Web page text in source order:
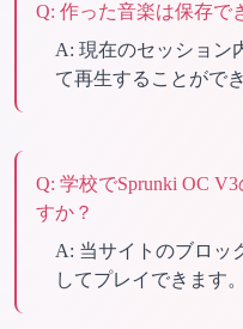
Q: 作った音楽は保存で
A: 現在のセッション
て再生することがで
Q: 学校でSprunki OC
すか？
A: 当サイトのブロッ
してプレイできます。